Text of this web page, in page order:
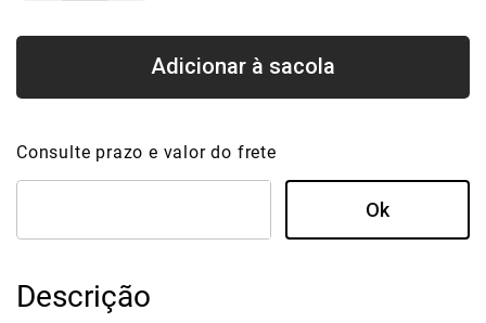
Consulte prazo e valor do frete
Descrição